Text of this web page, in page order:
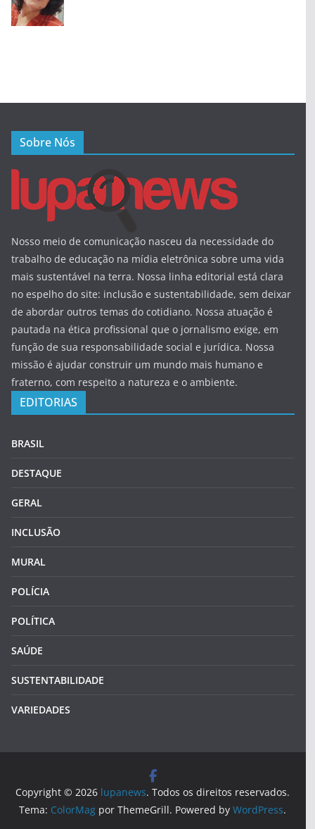
Sobre Nós
Nosso meio de comunicação nasceu da necessidade do
trabalho de educação na mídia eletrônica sobre uma vida
mais sustentável na terra. Nossa linha editorial está clara
no espelho do site: inclusão e sustentabilidade, sem deixar
de abordar outros temas do cotidiano. Nossa atuação é
pautada na ética profissional que o jornalismo exige, em
função de sua responsabilidade social e jurídica. Nossa
missão é ajudar construir um mundo mais humano e
fraterno, com respeito a natureza e o ambiente.
EDITORIAS
BRASIL
DESTAQUE
GERAL
INCLUSÃO
MURAL
POLÍCIA
POLÍTICA
SAÚDE
SUSTENTABILIDADE
VARIEDADES
Copyright © 2026 lupanews. Todos os direitos reservados.
Tema: ColorMag por ThemeGrill. Powered byWordPress.